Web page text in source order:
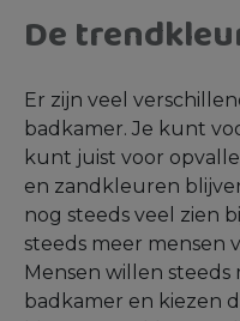
De
Er zijn veel
badkamer. Je kunt
kunt juist voor
en zandkleuren
nog steeds veel zien
steeds meer mensen
Mensen willen
badkamer en kiezen